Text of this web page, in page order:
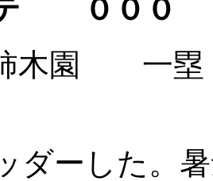
００
木園 一
ダーした。